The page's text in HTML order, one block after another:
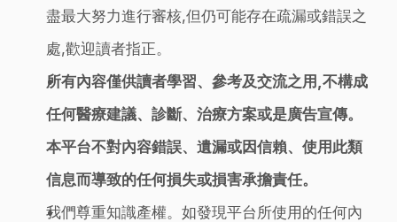
盡最大努力進行審核,但仍可能存在疏漏或錯誤之
處,歡迎讀者指正。
所有內容僅供讀者學習、參考及交流之用,不構成
任何醫療建議、診斷、治療方案或是廣告宣傳。
本平台不對內容錯誤、遺漏或因信賴、使用此類
信息而導致的任何損失或損害承擔責任。
我們尊重知識產權。如發現平台所使用的任何內